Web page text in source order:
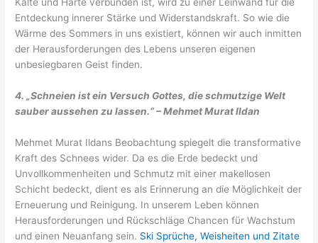
Kälte und Härte verbunden ist, wird zu einer Leinwand für die
Entdeckung innerer Stärke und Widerstandskraft. So wie die
Wärme des Sommers in uns existiert, können wir auch inmitten
der Herausforderungen des Lebens unseren eigenen
unbesiegbaren Geist finden.
4. „Schneien ist ein Versuch Gottes, die schmutzige Welt
sauber aussehen zu lassen.“ – Mehmet Murat Ildan
Mehmet Murat Ildans Beobachtung spiegelt die transformative
Kraft des Schnees wider. Da es die Erde bedeckt und
Unvollkommenheiten und Schmutz mit einer makellosen
Schicht bedeckt, dient es als Erinnerung an die Möglichkeit der
Erneuerung und Reinigung. In unserem Leben können
Herausforderungen und Rückschläge Chancen für Wachstum
und einen Neuanfang sein. Ski Sprüche, Weisheiten und Zitate